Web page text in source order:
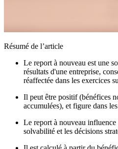
Résumé de l’article
Le report à nouveau est une
résultats d'une entreprise,
réaffectée dans les exercices
Il peut être positif (bénéfices
accumulées), et figure dans
Le report à nouveau influence
solvabilité et les décisions